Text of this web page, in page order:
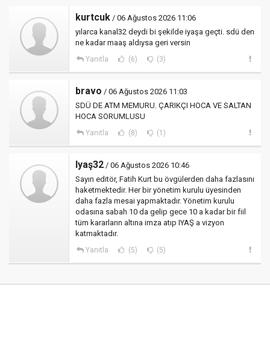
kurtcuk / 06 Ağustos 2026 11:06
yılarca kanal32 deydi bi şekilde iyaşa geçti. sdü den
ne kadar maaş aldıysa geri versin
Yanıtla (6) (3)
bravo / 06 Ağustos 2026 11:03
SDÜ DE ATM MEMURU. ÇARIKÇI HOCA VE SALTAN
HOCA SORUMLUSU
Yanıtla (8) (1)
Iyaş32 / 06 Ağustos 2026 10:46
Sayın editör, Fatih Kurt bu övgülerden daha fazlasını
haketmektedir. Her bir yönetim kurulu üyesinden
daha fazla mesai yapmaktadır. Yönetim kurulu
odasına sabah 10 da gelip gece 10 a kadar bir fiil
tüm kararların altına imza atıp IYAŞ a vizyon
katmaktadır.
Yanıtla (5) (5)